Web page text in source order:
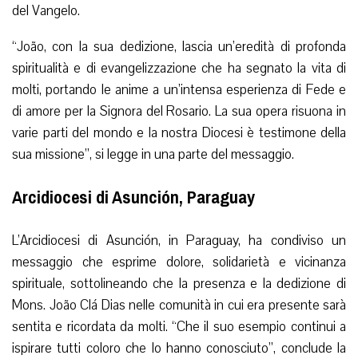
del Vangelo.
“João, con la sua dedizione, lascia un’eredità di profonda
spiritualità e di evangelizzazione che ha segnato la vita di
molti, portando le anime a un’intensa esperienza di Fede e
di amore per la Signora del Rosario. La sua opera risuona in
varie parti del mondo e la nostra Diocesi è testimone della
sua missione”, si legge in una parte del messaggio.
Arcidiocesi di Asunción, Paraguay
L’Arcidiocesi di Asunción, in Paraguay, ha condiviso un
messaggio che esprime dolore, solidarietà e vicinanza
spirituale, sottolineando che la presenza e la dedizione di
Mons. João Clá Dias nelle comunità in cui era presente sarà
sentita e ricordata da molti. “Che il suo esempio continui a
ispirare tutti coloro che lo hanno conosciuto”, conclude la